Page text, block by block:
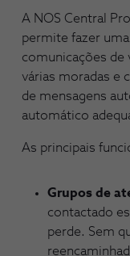
A NOS Central
permite fazer
comunicações de
várias moradas e
de mensagens
automático
As principais
Grupos de
contactado
perde. Sem